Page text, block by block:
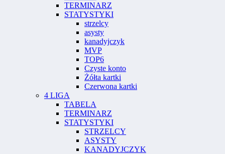
TERMINARZ
STATYSTYKI
strzelcy
asysty
kanadyjczyk
MVP
TOP6
Czyste konto
Żółta kartki
Czerwona kartki
4 LIGA
TABELA
TERMINARZ
STATYSTYKI
STRZELCY
ASYSTY
KANADYJCZYK